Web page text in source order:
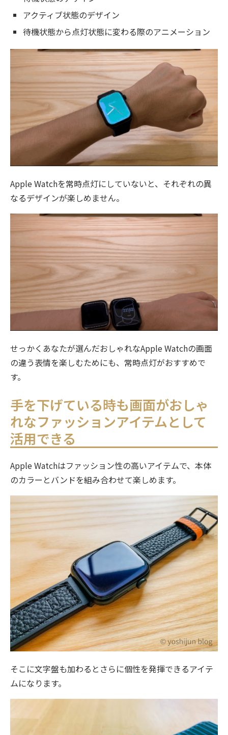
アクティブ状態のデザイン
待機状態から点灯状態に変わる際のアニメーション
Apple Watchを常時点灯にしていないと、それぞれの異
なるデザインが楽しめません。
せっかくあなたが選んだおしゃれなApple Watchの画面
の違う表情を楽しむためにも、常時点灯がおすすめで
す。
手を下げている時も画面がおしゃ
れなファッションアイテムとして
活用できる
Apple Watchはファッション性の高いアイテムで、本体
のカラーとバンドを組み合わせて楽しめます。
そこに文字盤も加わるとさらに個性を発揮できるアイテ
ムになります。